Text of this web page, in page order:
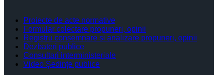
Proiecte de acte normative
Formular colectare propuneri, opinii
Registru consemnare si analizare propuneri, opinii
Dezbateri publice
Consultari interministeriale
Video Şedinţe publice